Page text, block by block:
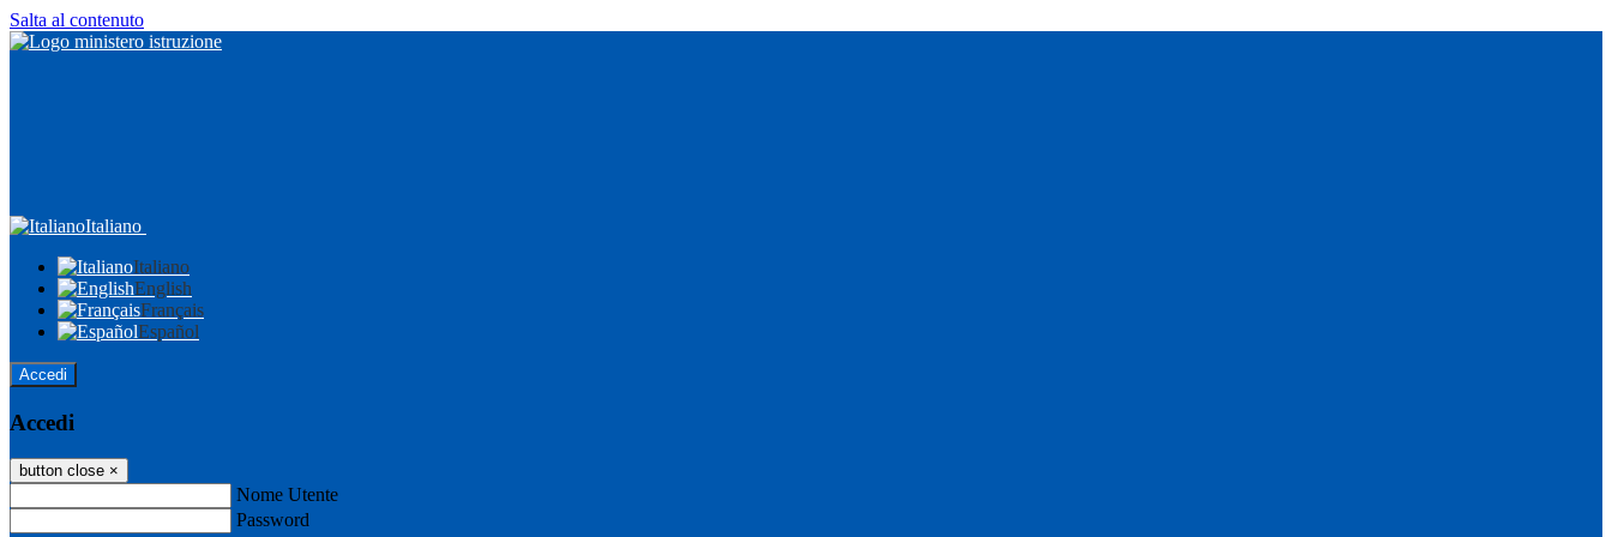
Salta al contenuto
Italiano
Italiano
English
Français
Español
Accedi
Accedi
button close ×
Nome Utente
Password